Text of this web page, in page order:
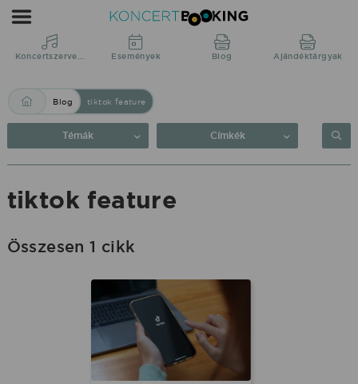
Blog:
tiktok
feature
KoncertBooking
Közvetlenül
a
Koncertszervezés Események Blog Ajándéktárgyak
Blog tiktok feature
Témák Címkék
tiktok feature
Összesen 1 cikk